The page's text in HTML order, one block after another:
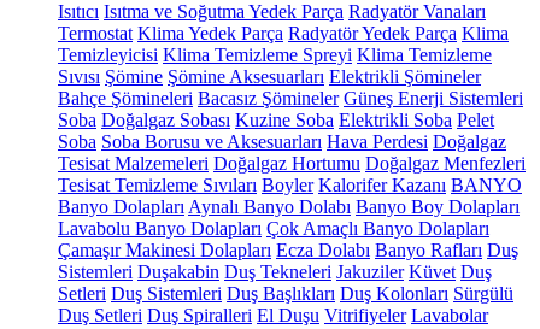
Isıtıcı Isıtma ve Soğutma Yedek Parça Radyatör Vanaları
Termostat Klima Yedek Parça Radyatör Yedek Parça Klima
Temizleyicisi Klima Temizleme Spreyi Klima Temizleme
Sıvısı Şömine Şömine Aksesuarları Elektrikli Şömineler
Bahçe Şömineleri Bacasız Şömineler Güneş Enerji Sistemleri
Soba Doğalgaz Sobası Kuzine Soba Elektrikli Soba Pelet
Soba Soba Borusu ve Aksesuarları Hava Perdesi Doğalgaz
Tesisat Malzemeleri Doğalgaz Hortumu Doğalgaz Menfezleri
Tesisat Temizleme Sıvıları Boyler Kalorifer Kazanı BANYO
Banyo Dolapları Aynalı Banyo Dolabı Banyo Boy Dolapları
Lavabolu Banyo Dolapları Çok Amaçlı Banyo Dolapları
Çamaşır Makinesi Dolapları Ecza Dolabı Banyo Rafları Duş
Sistemleri Duşakabin Duş Tekneleri Jakuziler Küvet Duş
Setleri Duş Sistemleri Duş Başlıkları Duş Kolonları Sürgülü
Duş Setleri Duş Spiralleri El Duşu Vitrifiyeler Lavabolar